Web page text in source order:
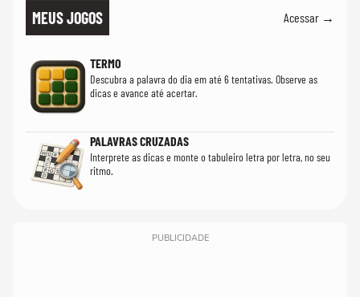
MEUS JOGOS Acessar →
TERMO
Descubra a palavra do dia em até 6 tentativas. Observe as
dicas e avance até acertar.
PALAVRAS CRUZADAS
Interprete as dicas e monte o tabuleiro letra por letra, no seu
ritmo.
PUBLICIDADE